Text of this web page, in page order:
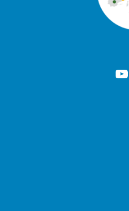
YouTube